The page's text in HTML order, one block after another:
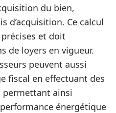
du bien,
d’acquisition. Ce calcul
et doit
de loyers en vigueur.
peuvent aussi
fiscal en effectuant des
permettant ainsi
énergétique